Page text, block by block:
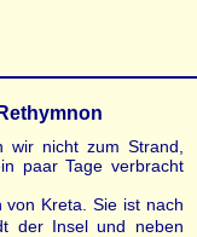
wir nicht zum Strand,
paar Tage verbracht
von Kreta. Sie ist nach
der Insel und neben